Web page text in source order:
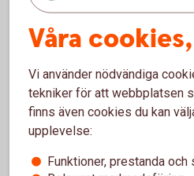
Webbläsare
Här hittar du information om
rekommenderar och vilka
Webbläsare
Våra
Vi använder nödvändiga
tekniker för att webbplatsen
finns även cookies du kan
upplevelse:
Funktioner, prestanda och